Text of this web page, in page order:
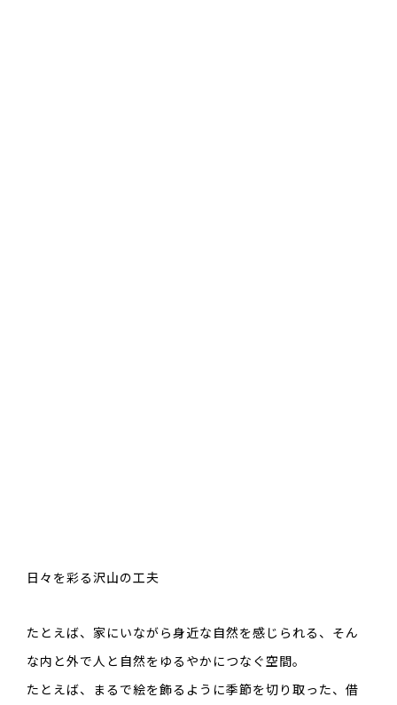
日々を彩る沢山の工夫
たとえば、家にいながら身近な自然を感じられる、そん
な内と外で人と自然をゆるやかにつなぐ空間。
たとえば、まるで絵を飾るように季節を切り取った、借